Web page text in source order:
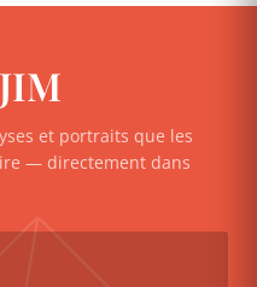
et portraits que les
— directement dans